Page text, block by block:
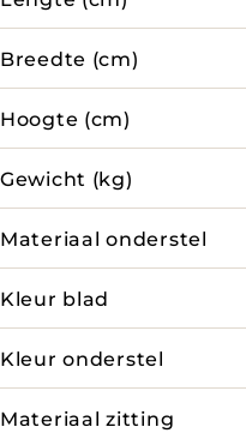
Breedte (cm)
Hoogte (cm)
Gewicht (kg)
Materiaal onderstel
Kleur blad
Kleur onderstel
Materiaal zitting